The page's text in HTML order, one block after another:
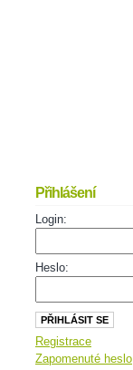
Přihlášení
Login:
Heslo:
Registrace
Zapomenuté heslo